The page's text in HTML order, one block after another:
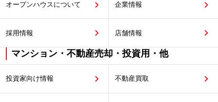
オープンハウスについて 企業情報
採用情報 店舗情報
マンション・不動産売却・投資用・他
投資家向け情報 不動産買取